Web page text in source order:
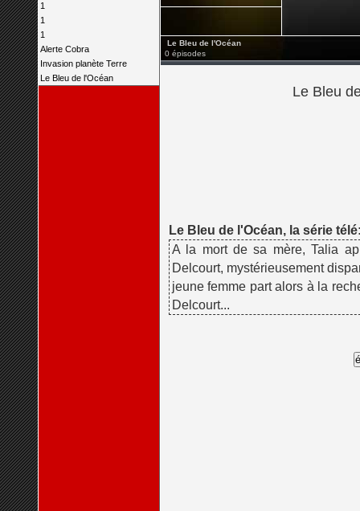
1
1
1
Alerte Cobra
Invasion planète Terre
Le Bleu de l'Océan
Le Bleu de l'Océan
0 épisodes
Le Bleu
Le Bleu de l'Océan, la série
A la mort de sa mère, Talia
Delcourt, mystérieusement
jeune femme part alors à la
Delcourt...